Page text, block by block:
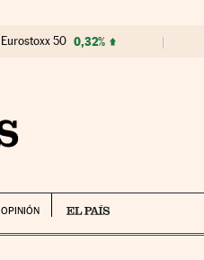
Eurostoxx 50 0,32%
OPINIÓN